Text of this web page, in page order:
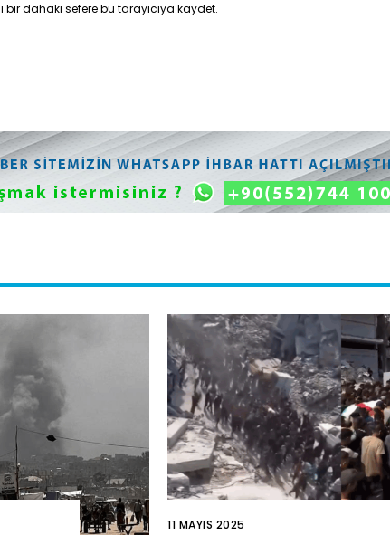
dahaki sefere bu tarayıcıya kaydet.
11 MAYIS 2025